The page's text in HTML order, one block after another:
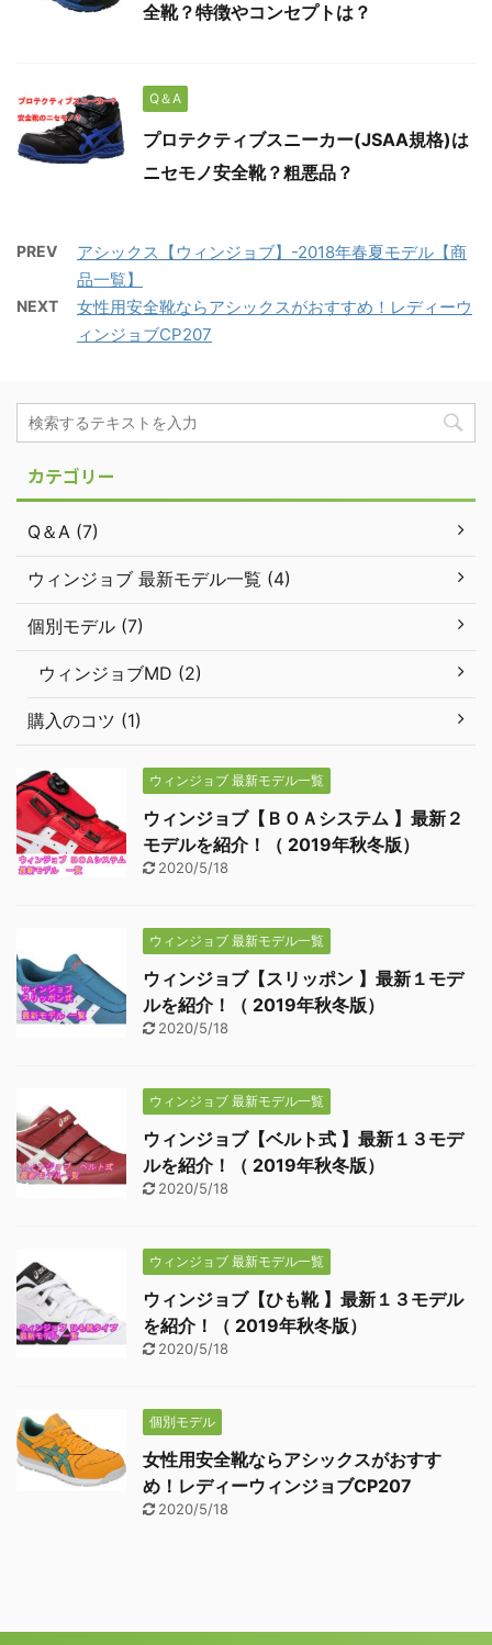
全靴？特徴やコンセプトは？
Q＆A
プロテクティブスニーカー(JSAA規格)は
ニセモノ安全靴？粗悪品？
PREV
アシックス【ウィンジョブ】-2018年春夏モデル【商
品一覧】
NEXT
女性用安全靴ならアシックスがおすすめ！レディーウ
ィンジョブCP207
カテゴリー
Q＆A (7)
ウィンジョブ 最新モデル一覧 (4)
個別モデル (7)
ウィンジョブMD (2)
購入のコツ (1)
ウィンジョブ 最新モデル一覧
ウィンジョブ【ＢＯＡシステム 】最新２
モデルを紹介！（ 2019年秋冬版）
2020/5/18
ウィンジョブ 最新モデル一覧
ウィンジョブ【スリッポン 】最新１モデ
ルを紹介！（ 2019年秋冬版）
2020/5/18
ウィンジョブ 最新モデル一覧
ウィンジョブ【ベルト式 】最新１３モデ
ルを紹介！（ 2019年秋冬版）
2020/5/18
ウィンジョブ 最新モデル一覧
ウィンジョブ【ひも靴 】最新１３モデル
を紹介！（ 2019年秋冬版）
2020/5/18
個別モデル
女性用安全靴ならアシックスがおすす
め！レディーウィンジョブCP207
2020/5/18